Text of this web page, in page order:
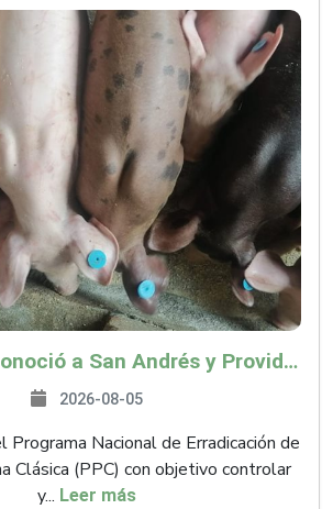
La OMSA reconoció a San Andrés y Providencia como zona libre de Peste Porcina Clásica (PPC)
2026-08-05
Programa Nacional de Erradicación de
Clásica (PPC) con objetivo controlar
y... Leer más